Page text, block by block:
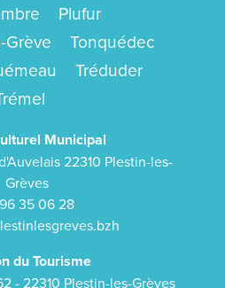
Plufur
Grève
Tonquédec
Tréduder
Municipal
22310 Plestin-les-
Grèves
35 06 28
du Tourisme
- 22310 Plestin-les-Grèves